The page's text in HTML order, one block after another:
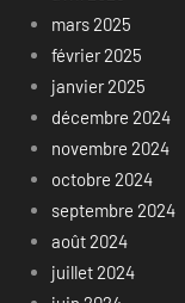
mars 2025
février 2025
janvier 2025
décembre 2024
novembre 2024
octobre 2024
septembre 2024
août 2024
juillet 2024